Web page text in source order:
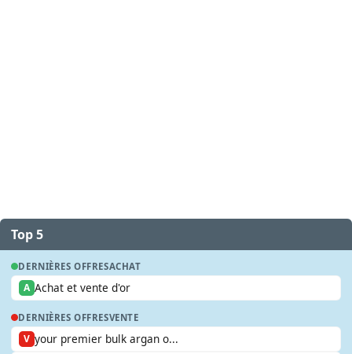
Top 5
DERNIÈRES OFFRESACHAT
A Achat et vente d'or
DERNIÈRES OFFRESVENTE
V your premier bulk argan o...